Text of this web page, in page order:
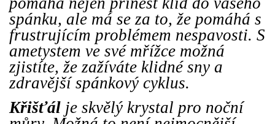
spánku, ale má se za to, že pomáhá s
frustrujícím problémem nespavosti. S
ametystem ve své mřížce možná
zjistíte, že zažíváte klidné sny a
zdravější spánkový cyklus.
Křišťál je skvělý krystal pro noční